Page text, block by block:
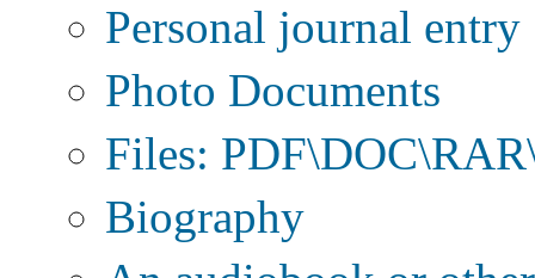
Personal journal entry
Photo Documents
Files:
Biography